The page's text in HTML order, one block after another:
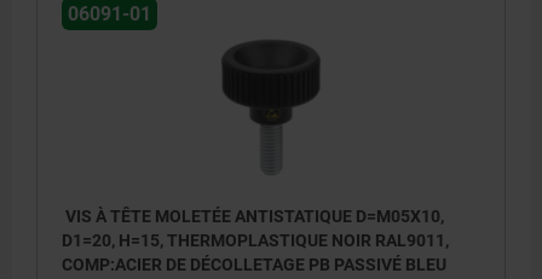
06091-01
VIS À TÊTE MOLETÉE ANTISTATIQUE D=M05X10,
D1=20, H=15, THERMOPLASTIQUE NOIR RAL9011,
COMP:ACIER DE DÉCOLLETAGE PB PASSIVÉ BLEU